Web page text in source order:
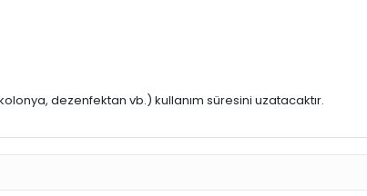
dezenfektan vb.) kullanım süresini uzatacaktır.